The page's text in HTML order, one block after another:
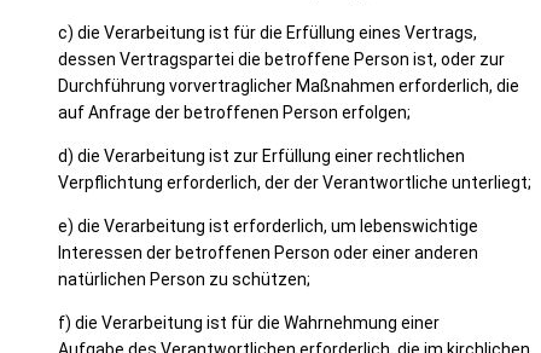
c) die Verarbeitung ist für die Erfüllung eines Vertrags,
dessen Vertragspartei die betroffene Person ist, oder zur
Durchführung vorvertraglicher Maßnahmen erforderlich, die
auf Anfrage der betroffenen Person erfolgen;
d) die Verarbeitung ist zur Erfüllung einer rechtlichen
Verpflichtung erforderlich, der der Verantwortliche unterliegt;
e) die Verarbeitung ist erforderlich, um lebenswichtige
Interessen der betroffenen Person oder einer anderen
natürlichen Person zu schützen;
f) die Verarbeitung ist für die Wahrnehmung einer